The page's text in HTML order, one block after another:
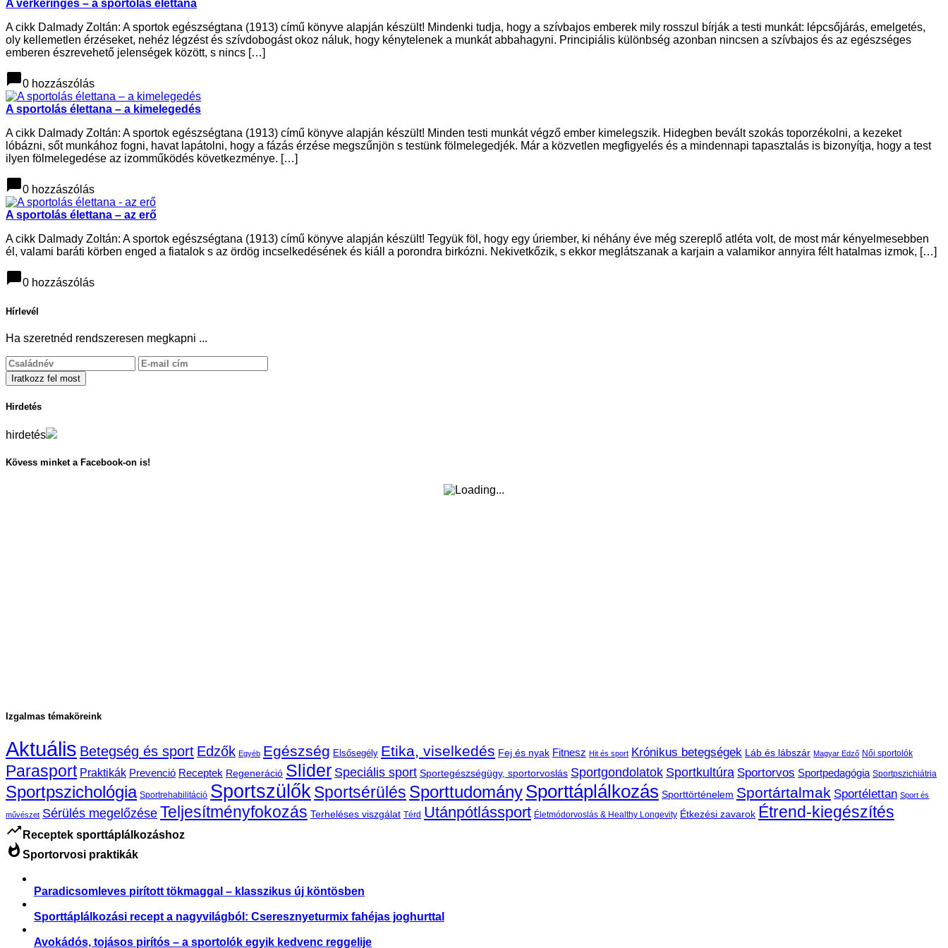
A vérkeringés – a sportolás élettana
A cikk Dalmady Zoltán: A sportok egészségtana (1913) című könyve alapján készült! Mindenki tudja, hogy a szívbajos emberek mily rosszul bírják a testi munkát: lépcsőjárás, emelgetés,
oly kellemetlen érzéseket, nehéz légzést és szívdobogást okoz náluk, hogy kénytelenek a munkát abbahagyni. Principiális különbség azonban nincsen a szívbajos és az egészséges
emberen észrevehető jelenségek között, s nincs […]
chat_bubble0 hozzászólás
A sportolás élettana – a kimelegedés
A cikk Dalmady Zoltán: A sportok egészségtana (1913) című könyve alapján készült! Minden testi munkát végző ember kimelegszik. Hidegben bevált szokás toporzékolni, a kezeket
lóbázni, sőt munkához fogni, havat lapátolni, hogy a fázás érzése megszűnjön s testünk fölmelegedjék. Már a közvetlen megfigyelés és a mindennapi tapasztalás is bizonyítja, hogy a test
ilyen fölmelegedése az izomműködés következménye. […]
chat_bubble0 hozzászólás
A sportolás élettana – az erő
A cikk Dalmady Zoltán: A sportok egészségtana (1913) című könyve alapján készült! Tegyük föl, hogy egy úriember, ki néhány éve még szereplő atléta volt, de most már kényelmesebben
él, valami baráti körben enged a fiatalok s az ördög incselkedésének és kiáll a porondra birkózni. Nekivetkőzik, s ekkor meglátszanak a karjain a valamikor annyira félt hatalmas izmok, […]
chat_bubble0 hozzászólás
Hírlevél
Ha szeretnéd rendszeresen megkapni ...
Hirdetés
hirdetés
Kövess minket a Facebook-on is!
Izgalmas témaköreink
Aktuális Betegség és sport Edzők Egyéb Egészség Elsősegély Etika, viselkedés Fej és nyak Fitnesz Hit és sport Krónikus betegségek Láb és lábszár Magyar Edző Női sportolók
Parasport Praktikák Prevenció Receptek Regeneráció Slider Speciális sport Sportegészségügy, sportorvoslás Sportgondolatok Sportkultúra Sportorvos Sportpedagógia Sportpszichiátria
Sportpszichológia Sportrehabilitáció Sportszülők Sportsérülés SporttudománySporttáplálkozás Sporttörténelem Sportártalmak Sportélettan Sport és
művészet Sérülés megelőzése Teljesítményfokozás Terheléses viszgálat Térd Utánpótlássport Életmódorvoslás & Healthy Longevity Étkezési zavarok Étrend-kiegészítés
trending_up Receptek sporttáplálkozáshoz
whatshot Sportorvosi praktikák
Paradicsomleves pirított tökmaggal – klasszikus új köntösben
Sporttáplálkozási recept a nagyvilágból: Cseresznyeturmix fahéjas joghurttal
Avokádós, tojásos pirítós – a sportolók egyik kedvenc reggelije